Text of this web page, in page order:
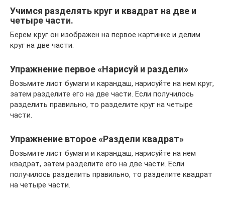
Учимся разделять круг и квадрат на две и
четыре части.
Берем круг он изображен на первое картинке и делим
круг на две части.
Упражнение первое «Нарисуй и раздели»
Возьмите лист бумаги и карандаш, нарисуйте на нем круг,
затем разделите его на две части. Если получилось
разделить правильно, то разделите круг на четыре
части.
Упражнение второе «Раздели квадрат»
Возьмите лист бумаги и карандаш, нарисуйте на нем
квадрат, затем разделите его на две части. Если
получилось разделить правильно, то разделите квадрат
на четыре части.